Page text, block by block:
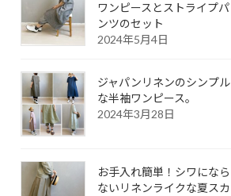
ワンピースとストライプパ
ンツのセット
2024年5月4日
ジャパンリネンのシンプル
な半袖ワンピース。
2024年3月28日
お手入れ簡単！シワになら
ないリネンライクな夏スカ